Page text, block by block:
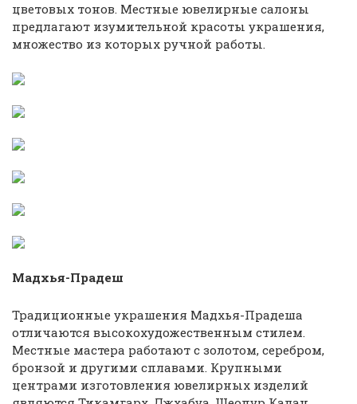
цветовых тонов. Местные ювелирные салоны
предлагают изумительной красоты украшения,
множество из которых ручной работы.
Мадхья-Прадеш
Традиционные украшения Мадхья-Прадеша
отличаются высокохудожественным стилем.
Местные мастера работают с золотом, серебром,
бронзой и другими сплавами. Крупными
центрами изготовления ювелирных изделий